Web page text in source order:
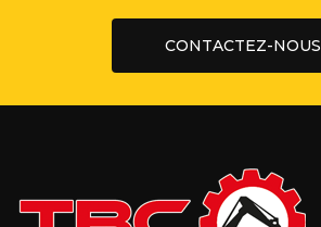
CONTACTEZ-NOUS